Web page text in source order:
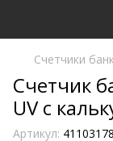
Счетчики
Счетчик
UV с
Артикул: 41103178